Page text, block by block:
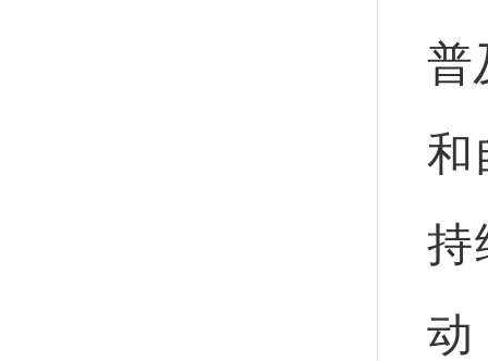
普
和
持
动